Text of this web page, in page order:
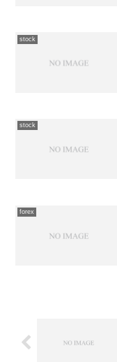
stock
stock
forex